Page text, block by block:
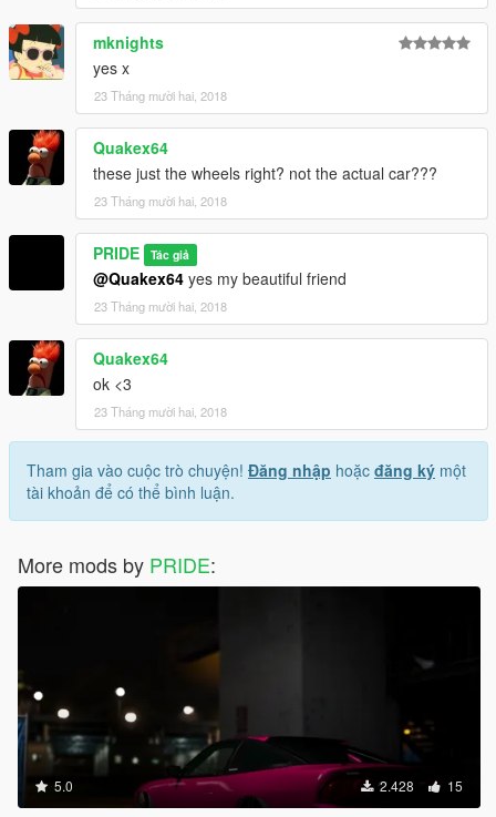
mknights
yes x
23 Tháng mười hai, 2018
Quakex64
these just the wheels right? not the actual car???
23 Tháng mười hai, 2018
PRIDE Tác giả
@Quakex64 yes my beautiful friend
23 Tháng mười hai, 2018
Quakex64
ok <3
23 Tháng mười hai, 2018
Tham gia vào cuộc trò chuyện! Đăng nhập hoặc đăng ký một
tài khoản để có thể bình luận.
More mods by PRIDE:
5.0 2.428 15